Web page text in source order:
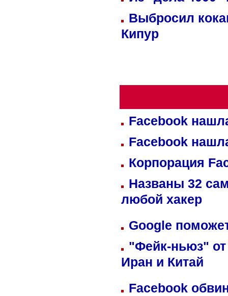
Выбросил
Кипур
Facebook
Facebook
Корпорация
Названы 32
любой хакер
Google
"Фейк-ньюз" от
Иран и Китай
Facebook